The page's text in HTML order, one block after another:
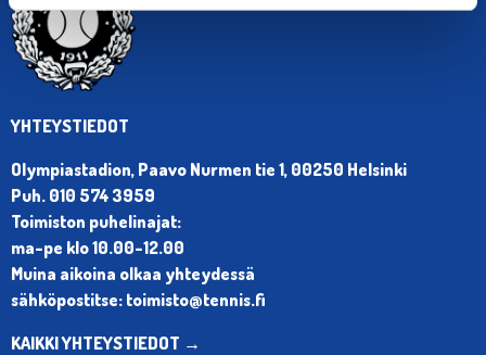
YHTEYSTIEDOT
Olympiastadion, Paavo Nurmen tie 1, 00250 Helsinki
Puh. 010 574 3959
Toimiston puhelinajat:
ma-pe klo 10.00-12.00
Muina aikoina olkaa yhteydessä
sähköpostitse: toimisto@tennis.fi
KAIKKI YHTEYSTIEDOT →